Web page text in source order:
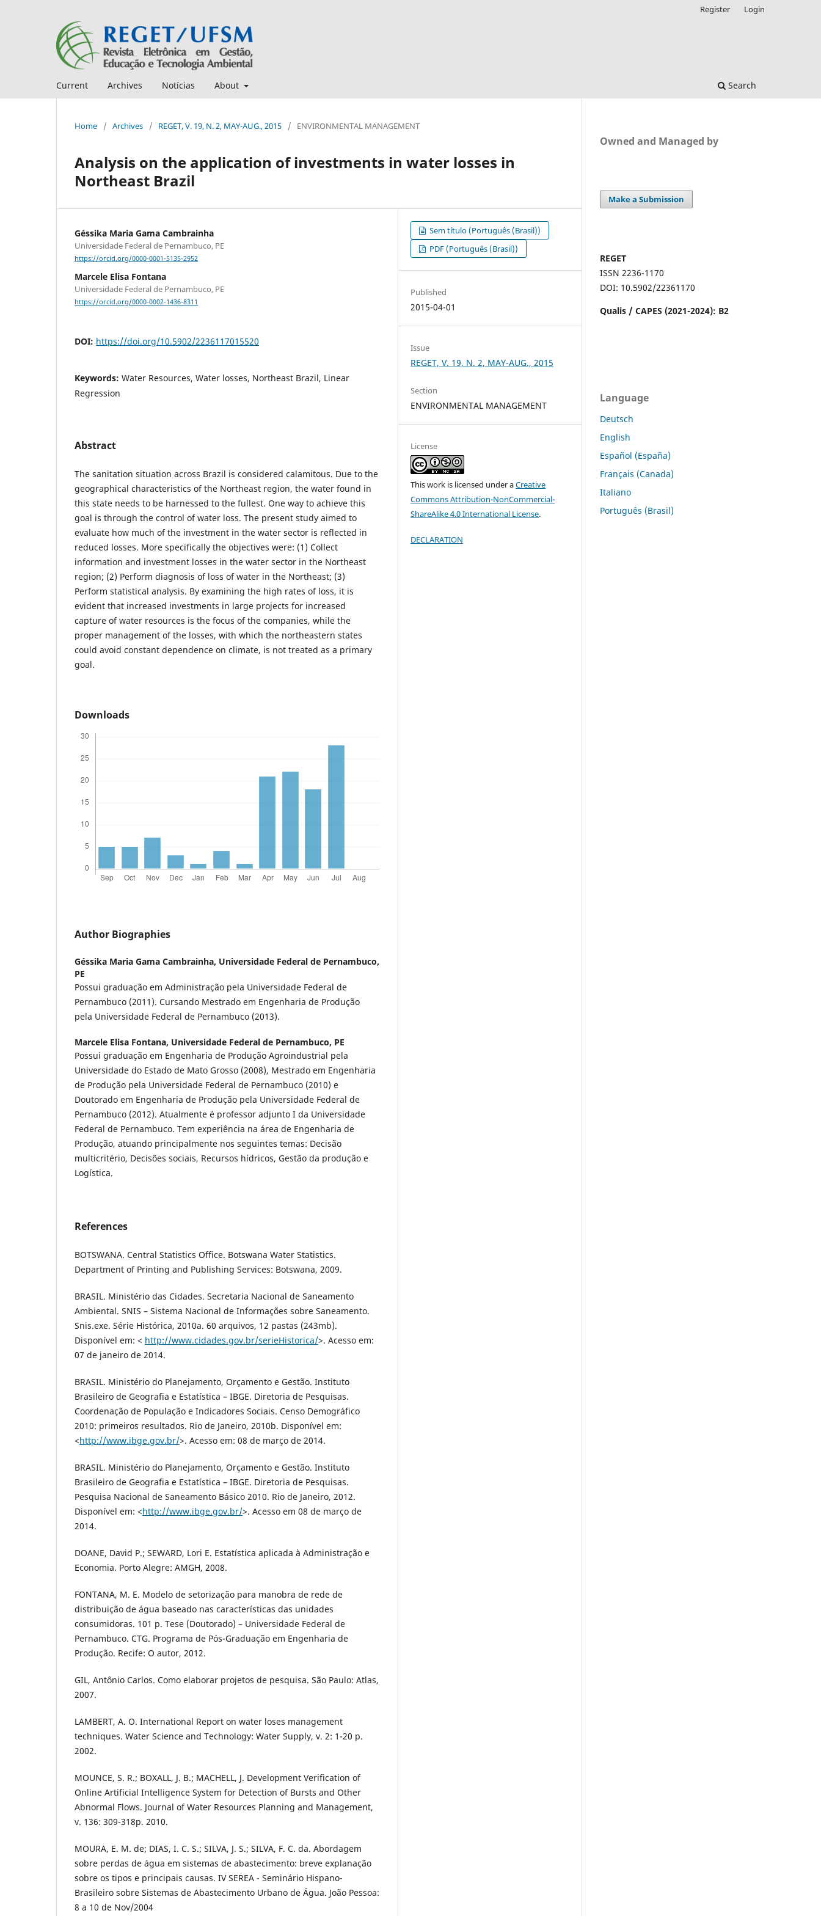
Current Archives Notícias About Search
Register Login
Home / Archives / REGET, V. 19, N. 2, MAY-AUG., 2015 / ENVIRONMENTAL MANAGEMENT
Analysis on the application of investments in water losses in
Northeast Brazil
Géssika Maria Gama Cambrainha
Universidade Federal de Pernambuco, PE
https://orcid.org/0000-0001-5135-2952
Marcele Elisa Fontana
Universidade Federal de Pernambuco, PE
https://orcid.org/0000-0002-1436-8311
DOI: https://doi.org/10.5902/2236117015520
Keywords: Water Resources, Water losses, Northeast Brazil, Linear
Regression
Abstract
The sanitation situation across Brazil is considered calamitous. Due to the
geographical characteristics of the Northeast region, the water found in
this state needs to be harnessed to the fullest. One way to achieve this
goal is through the control of water loss. The present study aimed to
evaluate how much of the investment in the water sector is reflected in
reduced losses. More specifically the objectives were: (1) Collect
information and investment losses in the water sector in the Northeast
region; (2) Perform diagnosis of loss of water in the Northeast; (3)
Perform statistical analysis. By examining the high rates of loss, it is
evident that increased investments in large projects for increased
capture of water resources is the focus of the companies, while the
proper management of the losses, with which the northeastern states
could avoid constant dependence on climate, is not treated as a primary
goal.
Downloads
Author Biographies
Géssika Maria Gama Cambrainha, Universidade Federal de Pernambuco,
PE
Possui graduação em Administração pela Universidade Federal de
Pernambuco (2011). Cursando Mestrado em Engenharia de Produção
pela Universidade Federal de Pernambuco (2013).
Marcele Elisa Fontana, Universidade Federal de Pernambuco, PE
Possui graduação em Engenharia de Produção Agroindustrial pela
Universidade do Estado de Mato Grosso (2008), Mestrado em Engenharia
de Produção pela Universidade Federal de Pernambuco (2010) e
Doutorado em Engenharia de Produção pela Universidade Federal de
Pernambuco (2012). Atualmente é professor adjunto I da Universidade
Federal de Pernambuco. Tem experiência na área de Engenharia de
Produção, atuando principalmente nos seguintes temas: Decisão
multicritério, Decisões sociais, Recursos hídricos, Gestão da produção e
Logística.
References
BOTSWANA. Central Statistics Office. Botswana Water Statistics.
Department of Printing and Publishing Services: Botswana, 2009.
BRASIL. Ministério das Cidades. Secretaria Nacional de Saneamento
Ambiental. SNIS – Sistema Nacional de Informações sobre Saneamento.
Snis.exe. Série Histórica, 2010a. 60 arquivos, 12 pastas (243mb).
Disponível em: < http://www.cidades.gov.br/serieHistorica/>. Acesso em:
07 de janeiro de 2014.
BRASIL. Ministério do Planejamento, Orçamento e Gestão. Instituto
Brasileiro de Geografia e Estatística – IBGE. Diretoria de Pesquisas.
Coordenação de População e Indicadores Sociais. Censo Demográfico
2010: primeiros resultados. Rio de Janeiro, 2010b. Disponível em:
<http://www.ibge.gov.br/>. Acesso em: 08 de março de 2014.
BRASIL. Ministério do Planejamento, Orçamento e Gestão. Instituto
Brasileiro de Geografia e Estatística – IBGE. Diretoria de Pesquisas.
Pesquisa Nacional de Saneamento Básico 2010. Rio de Janeiro, 2012.
Disponível em: <http://www.ibge.gov.br/>. Acesso em 08 de março de
2014.
DOANE, David P.; SEWARD, Lori E. Estatística aplicada à Administração e
Economia. Porto Alegre: AMGH, 2008.
FONTANA, M. E. Modelo de setorização para manobra de rede de
distribuição de água baseado nas características das unidades
consumidoras. 101 p. Tese (Doutorado) – Universidade Federal de
Pernambuco. CTG. Programa de Pós-Graduação em Engenharia de
Produção. Recife: O autor, 2012.
GIL, Antônio Carlos. Como elaborar projetos de pesquisa. São Paulo: Atlas,
2007.
LAMBERT, A. O. International Report on water loses management
techniques. Water Science and Technology: Water Supply, v. 2: 1-20 p.
2002.
MOUNCE, S. R.; BOXALL, J. B.; MACHELL, J. Development Verification of
Online Artificial Intelligence System for Detection of Bursts and Other
Abnormal Flows. Journal of Water Resources Planning and Management,
v. 136: 309-318p. 2010.
MOURA, E. M. de; DIAS, I. C. S.; SILVA, J. S.; SILVA, F. C. da. Abordagem
sobre perdas de água em sistemas de abastecimento: breve explanação
sobre os tipos e principais causas. IV SEREA - Seminário Hispano-
Brasileiro sobre Sistemas de Abastecimento Urbano de Água. João Pessoa:
8 a 10 de Nov/2004
Sem título (Português (Brasil))
PDF (Português (Brasil))
Published
2015-04-01
Issue
REGET, V. 19, N. 2, MAY-AUG., 2015
Section
ENVIRONMENTAL MANAGEMENT
License
This work is licensed under aCreative
Commons Attribution-NonCommercial-
ShareAlike 4.0 International License.
DECLARATION
Owned and Managed by
Make a Submission
REGET
ISSN 2236-1170
DOI: 10.5902/22361170
Qualis / CAPES (2021-2024): B2
Language
Deutsch
English
Español (España)
Français (Canada)
Italiano
Português (Brasil)